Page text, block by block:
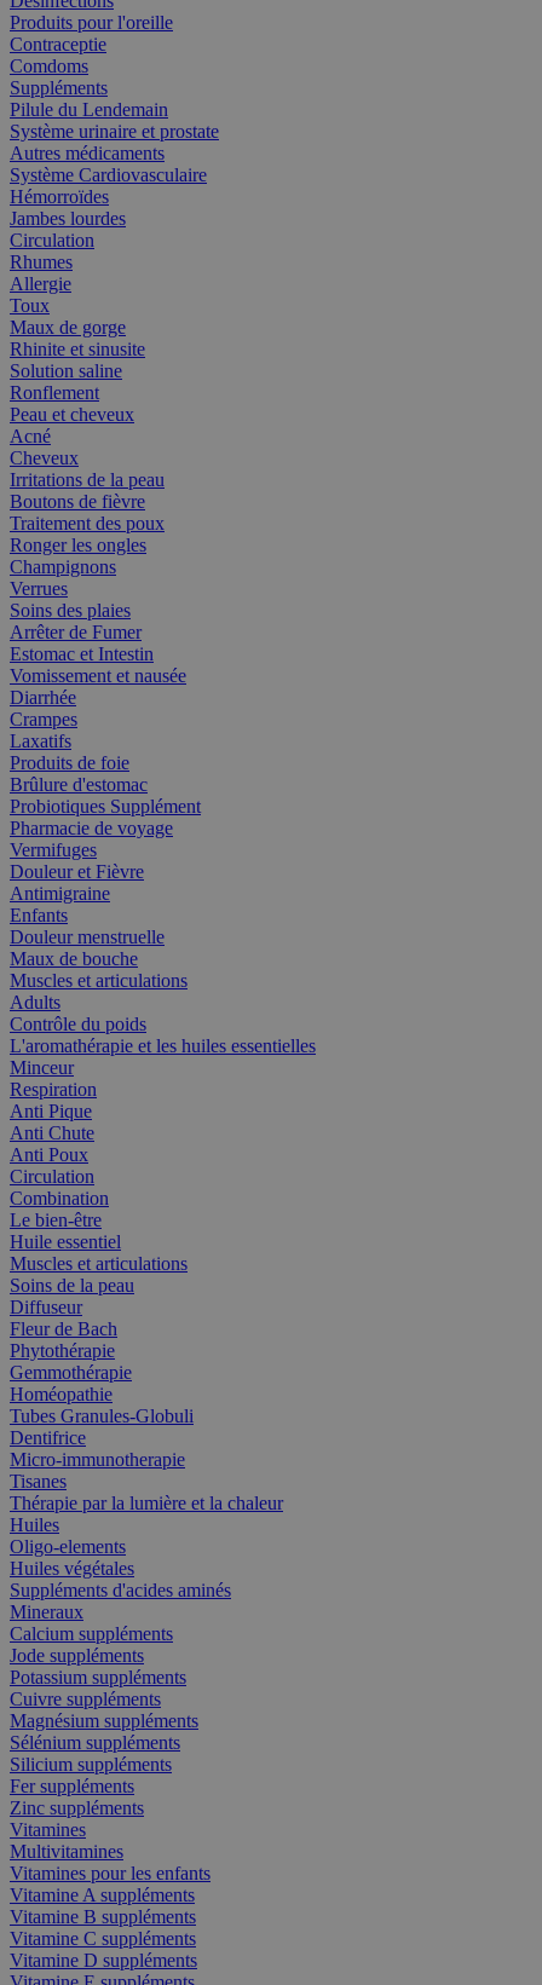
Produits pour l'oreille
Contraceptie
Comdoms
Suppléments
Pilule du Lendemain
Système urinaire et prostate
Autres médicaments
Système Cardiovasculaire
Hémorroïdes
Jambes lourdes
Circulation
Rhumes
Allergie
Toux
Maux de gorge
Rhinite et sinusite
Solution saline
Ronflement
Peau et cheveux
Acné
Cheveux
Irritations de la peau
Boutons de fièvre
Traitement des poux
Ronger les ongles
Champignons
Verrues
Soins des plaies
Arrêter de Fumer
Estomac et Intestin
Vomissement et nausée
Diarrhée
Crampes
Laxatifs
Produits de foie
Brûlure d'estomac
Probiotiques Supplément
Pharmacie de voyage
Vermifuges
Douleur et Fièvre
Antimigraine
Enfants
Douleur menstruelle
Maux de bouche
Muscles et articulations
Adults
Contrôle du poids
L'aromathérapie et les huiles essentielles
Minceur
Respiration
Anti Pique
Anti Chute
Anti Poux
Circulation
Combination
Le bien-être
Huile essentiel
Muscles et articulations
Soins de la peau
Diffuseur
Fleur de Bach
Phytothérapie
Gemmothérapie
Homéopathie
Tubes Granules-Globuli
Dentifrice
Micro-immunotherapie
Tisanes
Thérapie par la lumière et la chaleur
Huiles
Oligo-elements
Huiles végétales
Suppléments d'acides aminés
Mineraux
Calcium suppléments
Jode suppléments
Potassium suppléments
Cuivre suppléments
Magnésium suppléments
Sélénium suppléments
Silicium suppléments
Fer suppléments
Zinc suppléments
Vitamines
Multivitamines
Vitamines pour les enfants
Vitamine A suppléments
Vitamine B suppléments
Vitamine C suppléments
Vitamine D suppléments